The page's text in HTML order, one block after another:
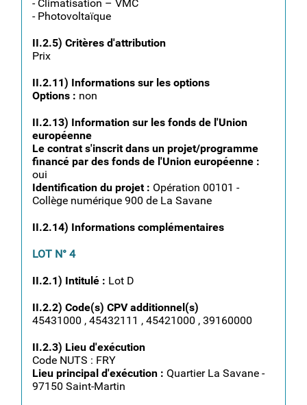
- Climatisation – VMC
- Photovoltaïque
II.2.5) Critères d'attribution
Prix
II.2.11) Informations sur les options
Options : non
II.2.13) Information sur les fonds de l'Union
européenne
Le contrat s'inscrit dans un projet/programme
financé par des fonds de l'Union européenne :
oui
Identification du projet : Opération 00101 -
Collège numérique 900 de La Savane
II.2.14) Informations complémentaires
LOT N° 4
II.2.1) Intitulé : Lot D
II.2.2) Code(s) CPV additionnel(s)
45431000 , 45432111 , 45421000 , 39160000
II.2.3) Lieu d'exécution
Code NUTS : FRY
Lieu principal d'exécution :Quartier La Savane -
97150 Saint-Martin